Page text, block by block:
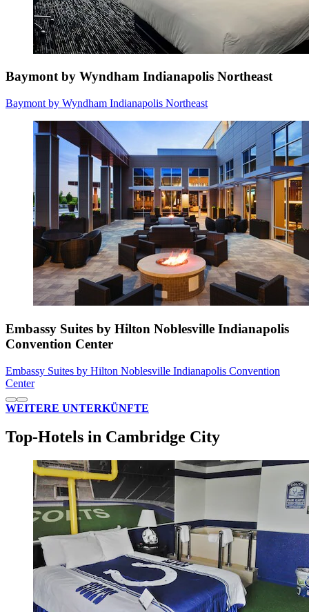
Baymont by Wyndham Indianapolis Northeast
Baymont by Wyndham Indianapolis Northeast
Embassy Suites by Hilton Noblesville Indianapolis
Convention Center
Embassy Suites by Hilton Noblesville Indianapolis Convention
Center
WEITERE UNTERKÜNFTE
Top-Hotels in Cambridge City